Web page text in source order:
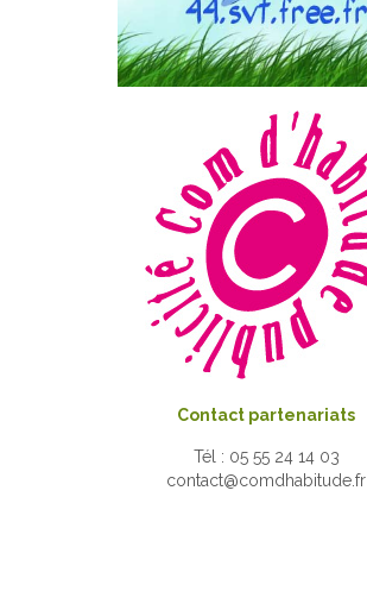
Contact partenariats
Tél : 05 55 24 14 03
contact@comdhabitude.fr